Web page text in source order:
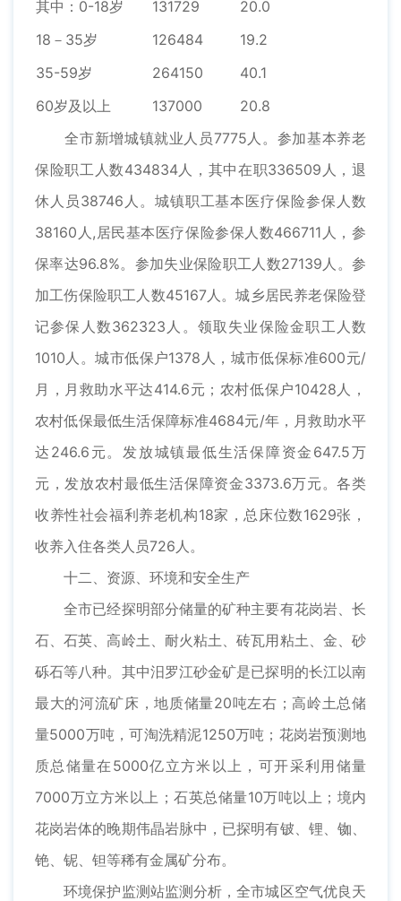
其中：0-18岁 131729
20.0
18－35岁
126484
19.2
35-59岁
264150
40.1
60岁及以上
137000
20.8
全市新增城镇就业人员7775人。参加基本养老
保险职工人数434834人，其中在职336509人，退
休人员38746人。城镇职工基本医疗保险参保人数
38160人,居民基本医疗保险参保人数466711人，参
保率达96.8%。参加失业保险职工人数27139人。参
加工伤保险职工人数45167人。城乡居民养老保险登
记参保人数362323人。领取失业保险金职工人数
1010人。城市低保户1378人，城市低保标准600元/
月，月救助水平达414.6元；农村低保户10428人，
农村低保最低生活保障标准4684元/年，月救助水平
达246.6元。发放城镇最低生活保障资金647.5万
元，发放农村最低生活保障资金3373.6万元。各类
收养性社会福利养老机构18家，总床位数1629张，
收养入住各类人员726人。
十二、资源、环境和安全生产
全市已经探明部分储量的矿种主要有花岗岩、长
石、石英、高岭土、耐火粘土、砖瓦用粘土、金、砂
砾石等八种。其中汨罗江砂金矿是已探明的长江以南
最大的河流矿床，地质储量20吨左右；高岭土总储
量5000万吨，可淘洗精泥1250万吨；花岗岩预测地
质总储量在5000亿立方米以上，可开采利用储量
7000万立方米以上；石英总储量10万吨以上；境内
花岗岩体的晚期伟晶岩脉中，已探明有铍、锂、铷、
铯、铌、钽等稀有金属矿分布。
环境保护监测站监测分析，全市城区空气优良天